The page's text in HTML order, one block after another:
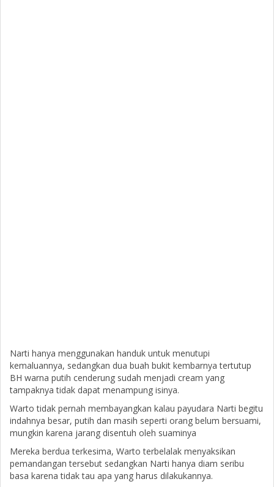
Narti hanya menggunakan handuk untuk menutupi
kemaluannya, sedangkan dua buah bukit kembarnya tertutup
BH warna putih cenderung sudah menjadi cream yang
tampaknya tidak dapat menampung isinya.
Warto tidak pernah membayangkan kalau payudara Narti begitu
indahnya besar, putih dan masih seperti orang belum bersuami,
mungkin karena jarang disentuh oleh suaminya
Mereka berdua terkesima, Warto terbelalak menyaksikan
pemandangan tersebut sedangkan Narti hanya diam seribu
basa karena tidak tau apa yang harus dilakukannya.